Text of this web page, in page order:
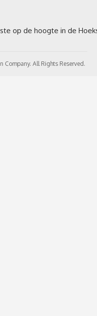
Company. All Rights Reserved.